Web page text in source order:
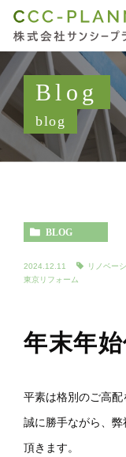
Blog
blog
BLOG
2024.12.11 リノベー
東京リフォーム
年末年
平素は格別のご高配
誠に勝手ながら、
頂きます。